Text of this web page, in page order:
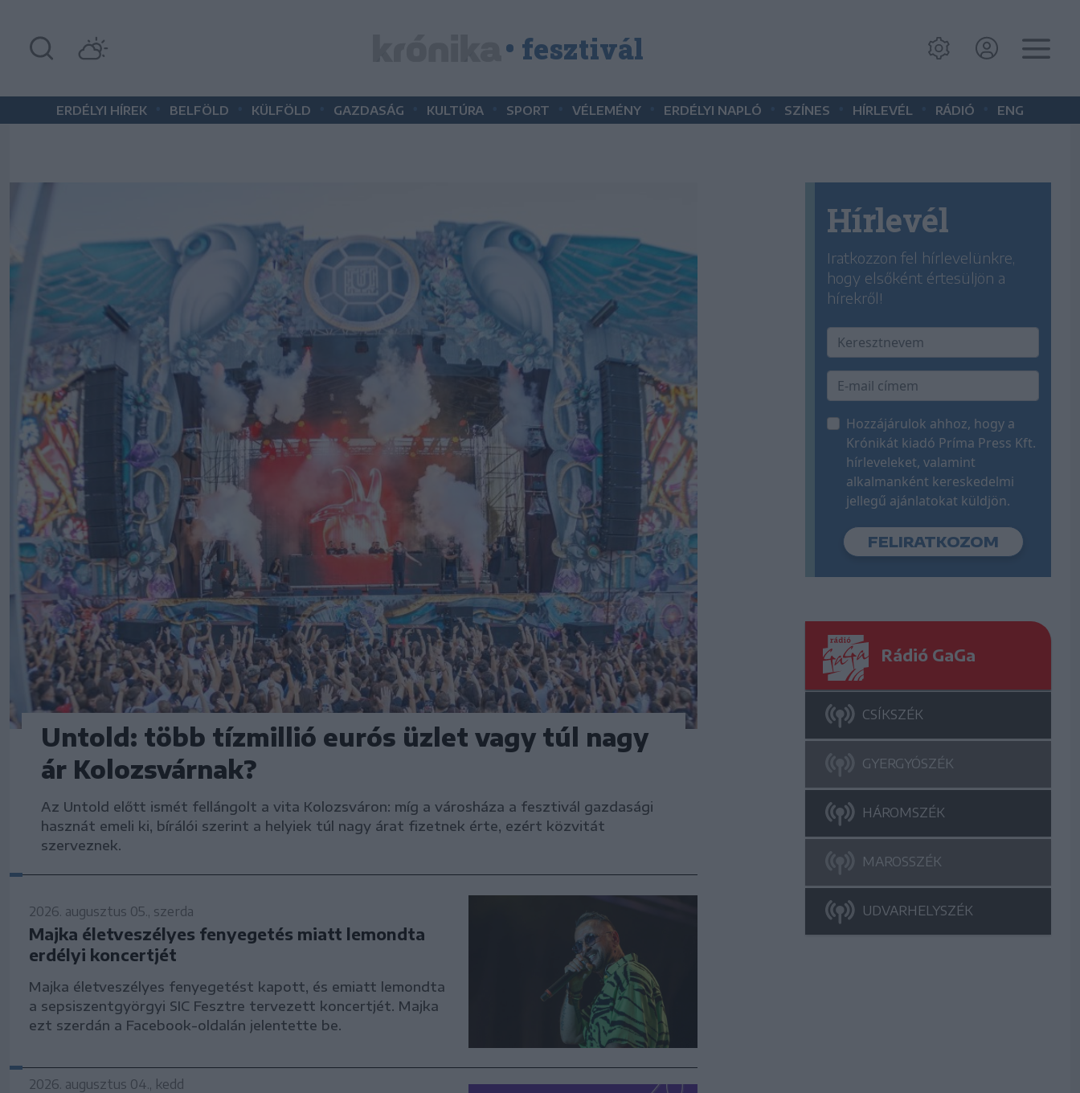
• fesztivál
ERDÉLYI HÍREK BELFÖLD KÜLFÖLD GAZDASÁG KULTÚRA SPORT VÉLEMÉNY ERDÉLYI NAPLÓ SZÍNES HÍRLEVÉL RÁDIÓ ENG
Untold: több tízmillió eurós üzlet vagy túl nagy
ár Kolozsvárnak?
Az Untold előtt ismét fellángolt a vita Kolozsváron: míg a városháza a fesztivál gazdasági
hasznát emeli ki, bírálói szerint a helyiek túl nagy árat fizetnek érte, ezért közvitát
szerveznek.
2026. augusztus 05., szerda
Majka életveszélyes fenyegetés miatt lemondta
erdélyi koncertjét
Majka életveszélyes fenyegetést kapott, és emiatt lemondta
a sepsiszentgyörgyi SIC Fesztre tervezett koncertjét. Majka
ezt szerdán a Facebook-oldalán jelentette be.
2026. augusztus 04., kedd
Hírlevél
Iratkozzon fel hírlevelünkre,
hogy elsőként értesüljön a
hírekről!
Hozzájárulok ahhoz, hogy a
Krónikát kiadó Príma Press Kft.
hírleveleket, valamint
alkalmanként kereskedelmi
jellegű ajánlatokat küldjön.
Rádió GaGa
CSÍKSZÉK
GYERGYÓSZÉK
HÁROMSZÉK
MAROSSZÉK
UDVARHELYSZÉK